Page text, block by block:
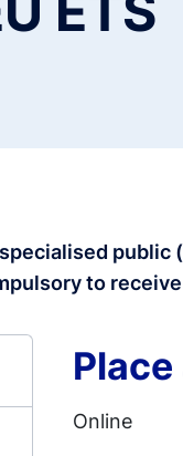
to
Online